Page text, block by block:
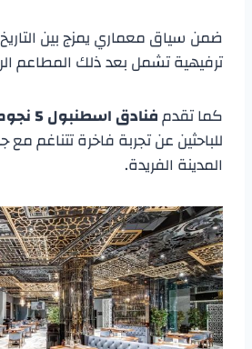
ضمن سياق معماري يمزج بين
ترفيهية تشمل بعد ذلك المطاعم
كما تقدمفنادق اسطنبول 5 نجوم
للباحثين عن تجربة فاخرة تتناغم
المدينة الفريدة.